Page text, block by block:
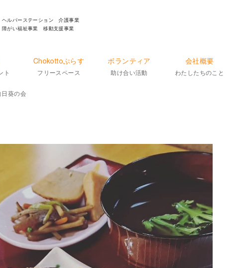
ヘルパーステーション 介護事業
障がい福祉事業 移動支援事業
ト
Chokottoぷらす
フリースペース
ボランティア
助け合い活動
会社概要
わたしたちのこと
日葵の会